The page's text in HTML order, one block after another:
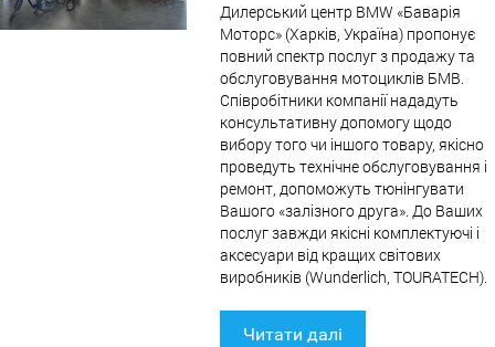
Дилерський центр BMW «Баварія
Моторс» (Харків, Україна) пропонує
повний спектр послуг з продажу та
обслуговування мотоциклів БМВ.
Співробітники компанії нададуть
консультативну допомогу щодо
вибору того чи іншого товару, якісно
проведуть технічне обслуговування і
ремонт, допоможуть тюнінгувати
Вашого «залізного друга». До Ваших
послуг завжди якісні комплектуючі і
аксесуари від кращих світових
виробників (Wunderlich, TOURATECH).
Читати далі